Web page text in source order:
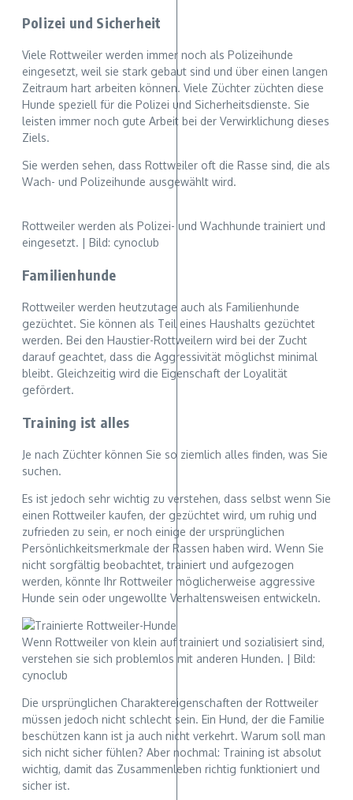
Polizei und Sicherheit
Viele Rottweiler werden immer noch als Polizeihunde
eingesetzt, weil sie stark gebaut sind und über einen langen
Zeitraum hart arbeiten können. Viele Züchter züchten diese
Hunde speziell für die Polizei und Sicherheitsdienste. Sie
leisten immer noch gute Arbeit bei der Verwirklichung dieses
Ziels.
Sie werden sehen, dass Rottweiler oft die Rasse sind, die als
Wach- und Polizeihunde ausgewählt wird.
Rottweiler werden als Polizei- und Wachhunde trainiert und
eingesetzt. | Bild: cynoclub
Familienhunde
Rottweiler werden heutzutage auch als Familienhunde
gezüchtet. Sie können als Teil eines Haushalts gezüchtet
werden. Bei den Haustier-Rottweilern wird bei der Zucht
darauf geachtet, dass die Aggressivität möglichst minimal
bleibt. Gleichzeitig wird die Eigenschaft der Loyalität
gefördert.
Training ist alles
Je nach Züchter können Sie so ziemlich alles finden, was Sie
suchen.
Es ist jedoch sehr wichtig zu verstehen, dass selbst wenn Sie
einen Rottweiler kaufen, der gezüchtet wird, um ruhig und
zufrieden zu sein, er noch einige der ursprünglichen
Persönlichkeitsmerkmale der Rassen haben wird. Wenn Sie
nicht sorgfältig beobachtet, trainiert und aufgezogen
werden, könnte Ihr Rottweiler möglicherweise aggressive
Hunde sein oder ungewollte Verhaltensweisen entwickeln.
Wenn Rottweiler von klein auf trainiert und sozialisiert sind,
verstehen sie sich problemlos mit anderen Hunden. | Bild:
cynoclub
Die ursprünglichen Charaktereigenschaften der Rottweiler
müssen jedoch nicht schlecht sein. Ein Hund, der die Familie
beschützen kann ist ja auch nicht verkehrt. Warum soll man
sich nicht sicher fühlen? Aber nochmal: Training ist absolut
wichtig, damit das Zusammenleben richtig funktioniert und
sicher ist.